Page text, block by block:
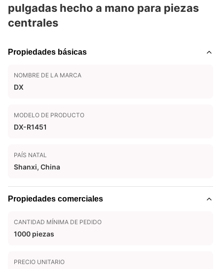
pulgadas hecho a mano para piezas
centrales
Propiedades básicas
NOMBRE DE LA MARCA
DX
MODELO DE PRODUCTO
DX-R1451
PAÍS NATAL
Shanxi, China
Propiedades comerciales
CANTIDAD MÍNIMA DE PEDIDO
1000 piezas
PRECIO UNITARIO